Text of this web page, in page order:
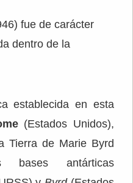
fue de carácter
dentro de la
establecida en esta
(Estados Unidos),
Tierra de Marie Byrd
bases antárticas